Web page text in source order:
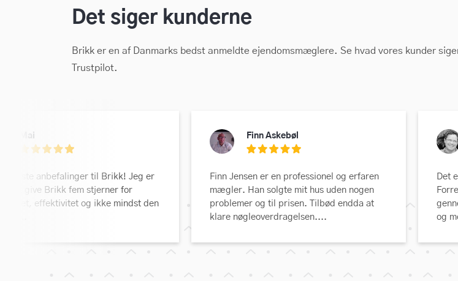
Det siger kunderne
Brikk er en af Danmarks bedst anmeldte ejendomsmæglere. Se hvad vores kunder
Trustpilot.
Mai
anbefalinger til Brikk! Jeg er
til at give Brikk fem stjerner for
effektivitet og ikke mindst den
Finn Askebøl
Finn Jensen er en professionel og erfaren
mægler. Han solgte mit hus uden nogen
problemer og til prisen. Tilbød endda at
klare nøgleoverdragelsen....
Det
og